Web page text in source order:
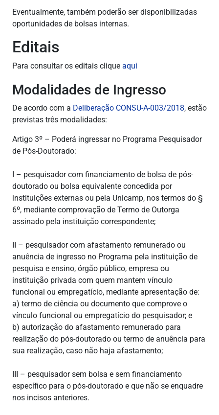
Eventualmente, também poderão ser disponibilizadas
oportunidades de bolsas internas.
Editais
Para consultar os editais clique aqui
Modalidades de Ingresso
De acordo com a Deliberação CONSU-A-003/2018, estão
previstas três modalidades:
Artigo 3º – Poderá ingressar no Programa Pesquisador
de Pós-Doutorado:
I – pesquisador com financiamento de bolsa de pós-
doutorado ou bolsa equivalente concedida por
instituições externas ou pela Unicamp, nos termos do §
6º, mediante comprovação de Termo de Outorga
assinado pela instituição correspondente;
II – pesquisador com afastamento remunerado ou
anuência de ingresso no Programa pela instituição de
pesquisa e ensino, órgão público, empresa ou
instituição privada com quem mantem vínculo
funcional ou empregatício, mediante apresentação de:
a) termo de ciência ou documento que comprove o
vínculo funcional ou empregatício do pesquisador; e
b) autorização do afastamento remunerado para
realização do pós-doutorado ou termo de anuência para
sua realização, caso não haja afastamento;
III – pesquisador sem bolsa e sem financiamento
específico para o pós-doutorado e que não se enquadre
nos incisos anteriores.